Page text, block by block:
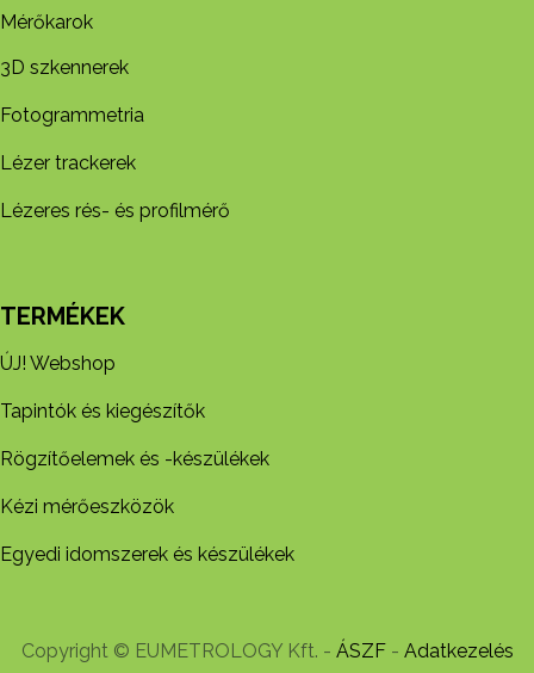
Mérőkarok
3D szkennerek
Fotogrammetria
Lézer trackerek
Lézeres rés- és profilmérő
TERMÉKEK
ÚJ! Webshop
Tapintók és kiegészítők
Rögzítőelemek és -készül​ékek
Kézi mérőeszközök
Egyedi idomszerek és készülékek
Copyright © EUMETROLOGY Kft. - ÁSZF- Adatkezelés